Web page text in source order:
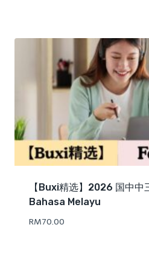
【Buxi精选】2026 国中
Bahasa Melayu
RM70.00